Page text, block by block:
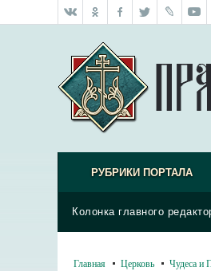
РУБРИКИ ПОРТАЛА
Колонка главного
Главная Церковь Чудеса и